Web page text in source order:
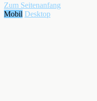
Zum Seitenanfang
Mobil Desktop